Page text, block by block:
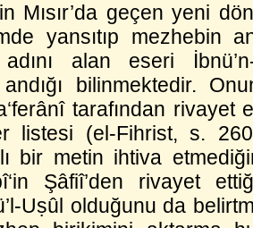
Mısır’da geçen yeni
yansıtıp mezhebin
adını alan eseri
bilinmektedir.
tarafından rivayet
listesi (el-Fihrist, s.
bir metin ihtiva
Şâfiî’den rivayet
Uṣûl olduğunu da